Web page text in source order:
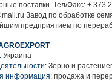
поставки. Тел/Факс: +
Завод по обработке
предприятием по
Украина
Зерно и
информация: продажа и